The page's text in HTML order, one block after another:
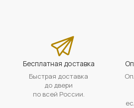
Бесплатная доставка
Быстрая доставка
до двери
по всей России.